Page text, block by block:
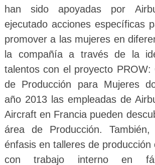
han sido apoyadas por
ejecutado acciones específicas
promover a las mujeres en
la compañía a través de la
talentos con el proyecto PROW:
de Producción para Mujeres
año 2013 las empleadas de
Aircraft en Francia pueden
área de Producción.
énfasis en talleres de producción
con trabajo interno en